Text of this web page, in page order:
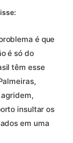
é que
é só do
têm esse
insultar os
em uma